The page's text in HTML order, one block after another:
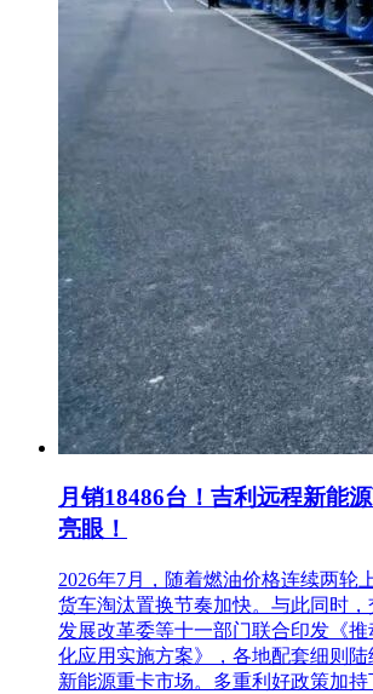
月销18486台！吉利远程新能
亮眼！
2026年7月，随着燃油价格连续两轮
货车淘汰置换节奏加快。与此同时
发展改革委等十一部门联合印发《
化应用实施方案》，各地配套细则
新能源重卡市场。多重利好政策加